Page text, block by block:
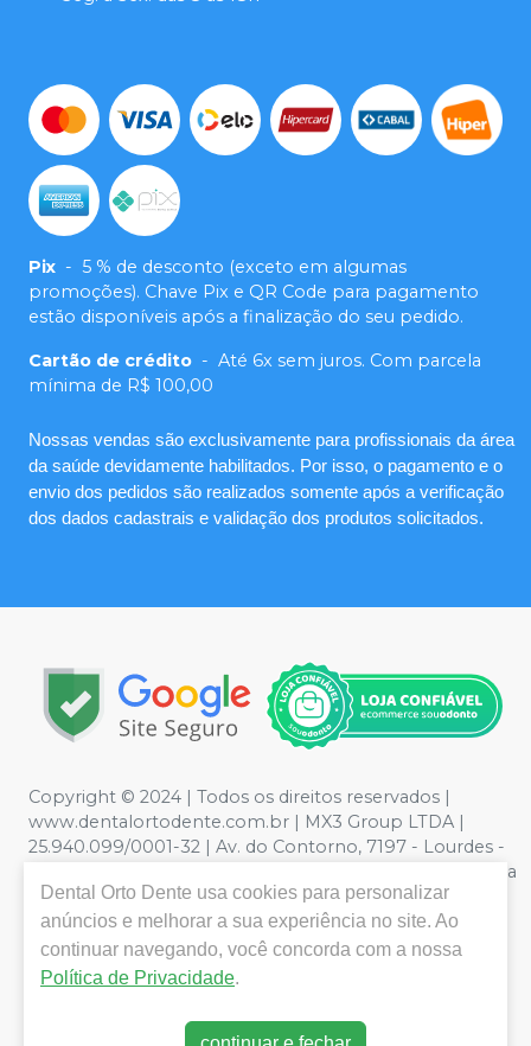
Pix - 5 % de desconto (exceto em algumas
promoções). Chave Pix e QR Code para pagamento
estão disponíveis após a finalização do seu pedido.
Cartão de crédito - Até 6x sem juros. Com parcela
mínima de R$ 100,00
Nossas vendas são exclusivamente para profissionais da área
da saúde devidamente habilitados. Por isso, o pagamento e o
envio dos pedidos são realizados somente após a verificação
dos dados cadastrais e validação dos produtos solicitados.
Copyright © 2024 | Todos os direitos reservados |
www.dentalortodente.com.br | MX3 Group LTDA |
25.940.099/0001-32 | Av. do Contorno, 7197 - Lourdes -
Belo Horizonte, MG | Política de Privacidade e Segurança
- Fotos meramente ilustrativas - Os preços e condições
da loja virtual estão sujeitos a alterações. Em caso de
divergência de preços no site, o valor válido é o do
Carrinho de Compra. Não vendemos por atacado, por
de grandes volumes pelo site.
Dental Orto Dente usa cookies para personalizar
anúncios e melhorar a sua experiência no site. Ao
continuar navegando, você concorda com a nossa
Política de Privacidade.